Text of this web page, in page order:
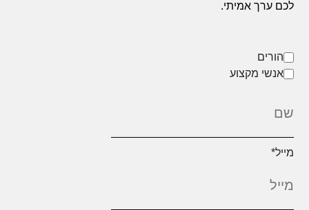
לכם ערך אמיתי.
הורים
אנשי מקצוע
מייל*